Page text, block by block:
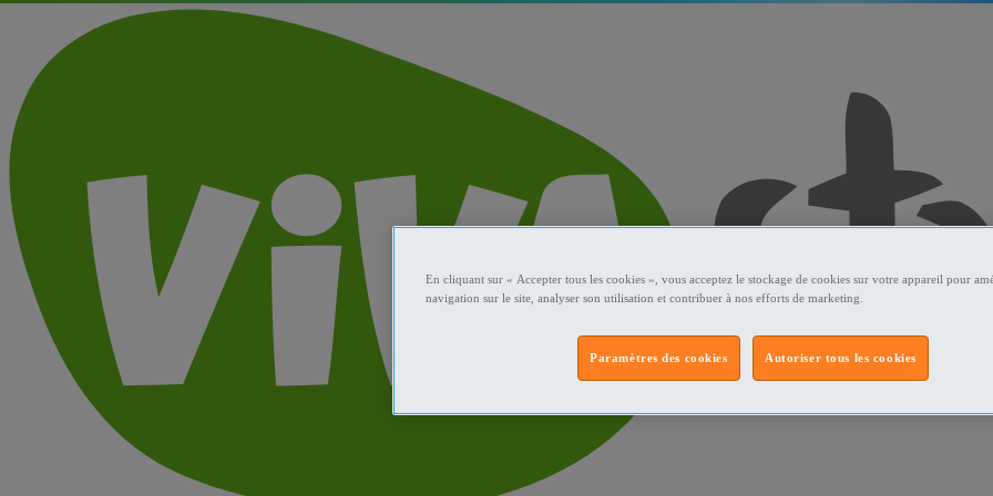
En cliquant sur « Accepter tous les cookies », vous acceptez le stockage de cookies sur votre appareil pour
navigation sur le site, analyser son utilisation et contribuer à nos efforts de marketing.
Autoriser tous les cookies
Paramètres des cookies